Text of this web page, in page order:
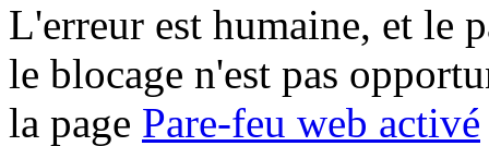
L'erreur est humaine, et le
le blocage n'est pas
la page Pare-feu web activé